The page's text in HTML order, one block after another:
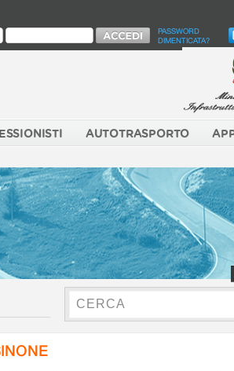
PASSWORD
DIMENTICATA?
AUTOTRASPORTO